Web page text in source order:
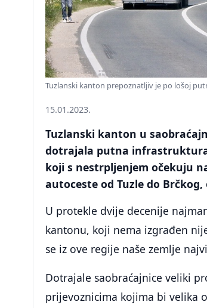
Tuzlanski kanton prepoznatljiv je po lošoj
15.01.2023.
Tuzlanski kanton u
dotrajala putna
koji s nestrpljenjem očekuju
autoceste od Tuzle do
U protekle dvije decenije
kantonu, koji nema izgrađen
se iz ove regije naše zemlje
Dotrajale saobraćajnice veliki
prijevoznicima kojima bi velika